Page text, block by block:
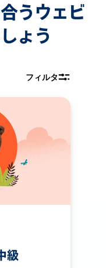
うウェビ
ょう
フィルタ
級